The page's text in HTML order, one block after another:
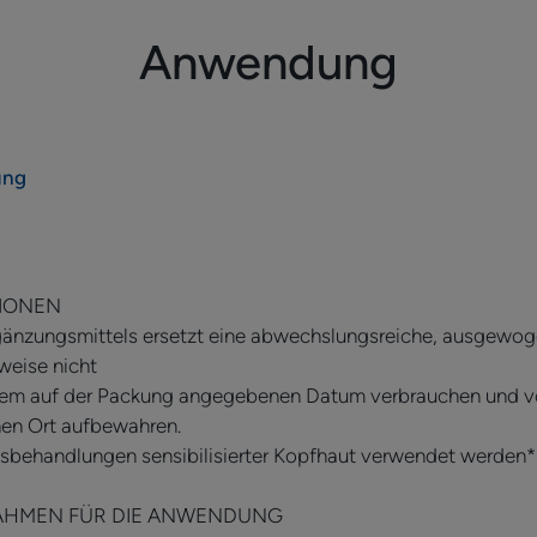
*Kann auf der durch Krebsbehandlung sensibilisierten
Behandlung). Wenden Sie sich an Ihren Arzt oder
*Feldschachtelhalm, hilft, das Wachstum zu fördern und
**Schwefelhaltige Aminosäuren, (Cystein und
Anwendung
ersetzt eine abwechslungsreiche,
nicht
auf der Packung angegebenen Datum verbrauchen und
Ort aufbewahren.
sensibilisierter Kopfhaut verwendet werden*
FÜR DIE ANWENDUNG